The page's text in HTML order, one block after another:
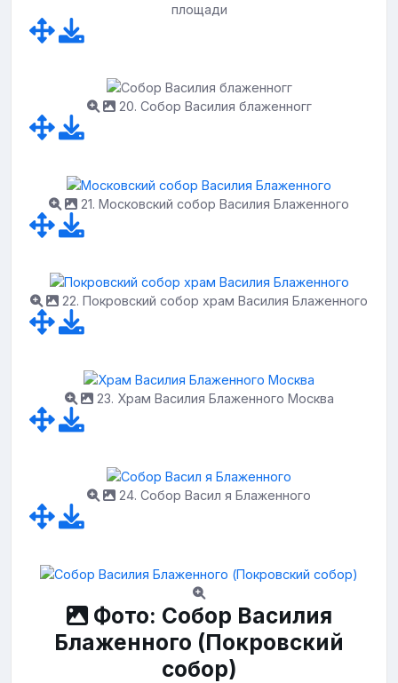
площади
20. Собор Василия блаженногг
21. Московский собор Василия Блаженного
22. Покровский собор храм Василия Блаженного
23. Храм Василия Блаженного Москва
24. Собор Васил я Блаженного
Фото: Собор Василия
Блаженного (Покровский
собор)